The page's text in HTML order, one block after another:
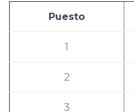
Puesto
1
2
3